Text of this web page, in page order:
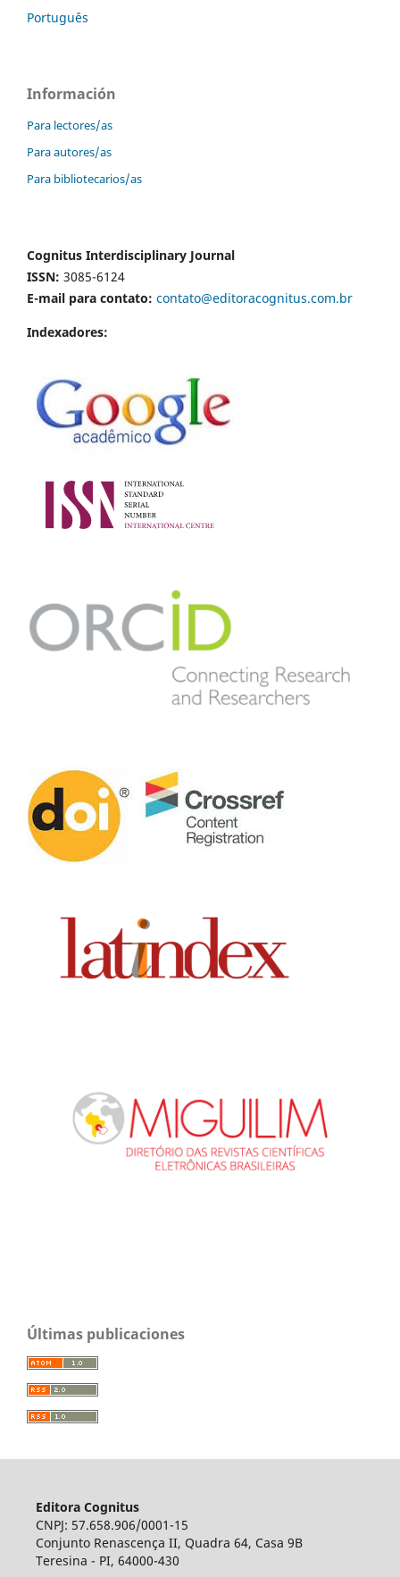
Português
Información
Para lectores/as
Para autores/as
Para bibliotecarios/as
Cognitus Interdisciplinary Journal
ISSN: 3085-6124
E-mail para contato: contato@editoracognitus.com.br
Indexadores:
Últimas publicaciones
Editora Cognitus
CNPJ: 57.658.906/0001-15
Conjunto Renascença II, Quadra 64, Casa 9B
Teresina - PI, 64000-430